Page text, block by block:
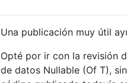
return 0 ;
}
Una publicación muy útil
Opté por ir con la revisión
de datos Nullable (Of T),